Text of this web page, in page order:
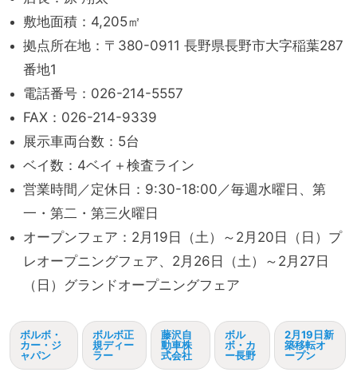
敷地面積：4,205㎡
拠点所在地：〒380-0911 長野県長野市大字稲葉287
番地1
電話番号：026-214-5557
FAX：026-214-9339
展示車両台数：5台
ベイ数：4ベイ＋検査ライン
営業時間／定休日：9:30-18:00／毎週水曜日、第
一・第二・第三火曜日
オープンフェア：2月19日（土）～2月20日（日）プ
レオープニングフェア、2月26日（土）～2月27日
（日）グランドオープニングフェア
ボルボ・
カー・ジ
ャパン
ボルボ正
規ディー
ラー
藤沢自
動車株
式会社
ボル
ボ・カ
ー長野
2月19日新
築移転オ
ープン